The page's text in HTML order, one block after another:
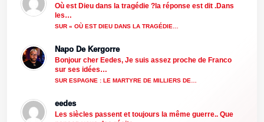
Où est Dieu dans la tragédie ?la réponse est dit .Dans
les…
SUR « OÙ EST DIEU DANS LA TRAGÉDIE…
Napo De Kergorre
Bonjour cher Eedes, Je suis assez proche de Franco
sur ses idées…
SUR ESPAGNE : LE MARTYRE DE MILLIERS DE…
eedes
Les siècles passent et toujours la même guerre.. Que